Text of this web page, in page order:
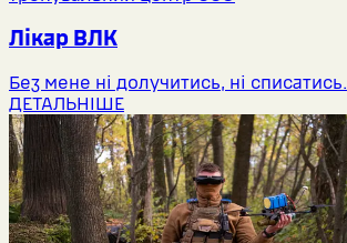
Лікар ВЛК
Без мене ні долучитись, ні списатись.
ДЕТАЛЬНІШЕ